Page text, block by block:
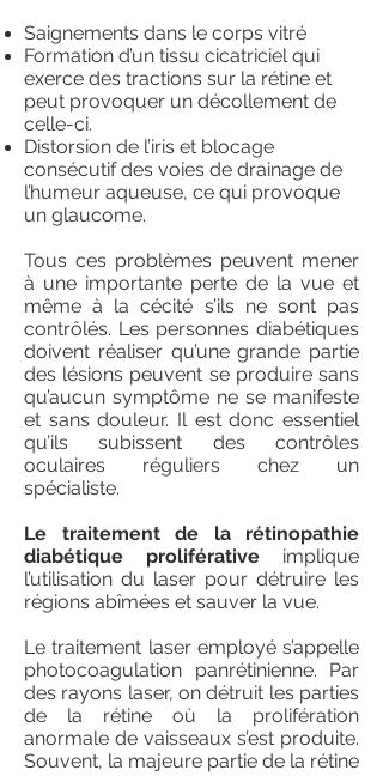
Saignements dans le corps vitré
Formation d’un tissu cicatriciel qui
exerce des tractions sur la rétine et
peut provoquer un décollement de
celle-ci.
Distorsion de l’iris et blocage
consécutif des voies de drainage de
l’humeur aqueuse, ce qui provoque
un glaucome.
Tous ces problèmes peuvent mener
à une importante perte de la vue et
même à la cécité s’ils ne sont pas
contrôlés. Les personnes diabétiques
doivent réaliser qu’une grande partie
des lésions peuvent se produire sans
qu’aucun symptôme ne se manifeste
et sans douleur. Il est donc essentiel
qu’ils subissent des contrôles
oculaires réguliers chez un
spécialiste.
Le traitement de la rétinopathie
diabétique proliférative implique
l’utilisation du laser pour détruire les
régions abîmées et sauver la vue.
Le traitement laser employé s’appelle
photocoagulation panrétinienne. Par
des rayons laser, on détruit les parties
de la rétine où la prolifération
anormale de vaisseaux s’est produite.
Souvent, la majeure partie de la rétine